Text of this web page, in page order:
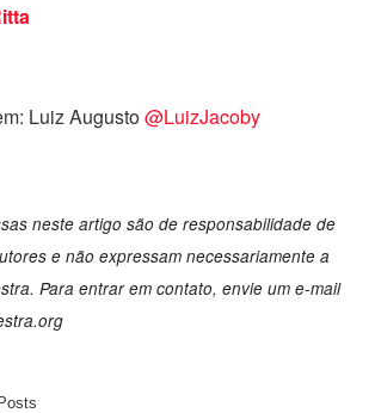
Luiz Augusto@LuizJacoby
neste artigo são de responsabilidade de
e não expressam necessariamente a
Para entrar em contato, envie um e-mail